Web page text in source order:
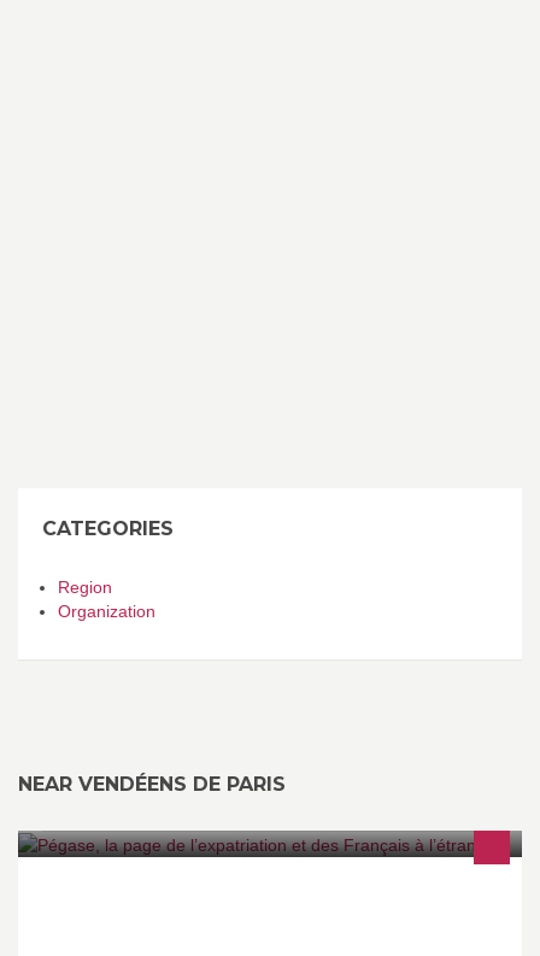
CATEGORIES
Region
Organization
NEAR VENDÉENS DE PARIS